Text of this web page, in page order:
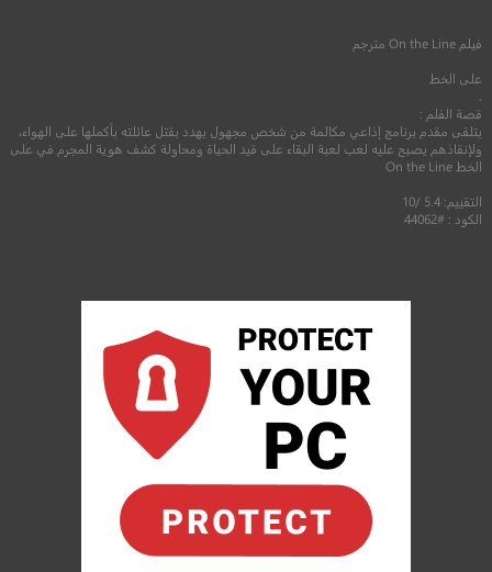
2020 فيلم On the Lineمترجم
على الخط
قصة الفلم :
يتلقى مقدم برنامج إذاعي مكالمة من شخص مجهول يهدد بقتل عائلته بأكملها على الهواء،
ولإنقاذهم يصبح عليه لعب لعبة البقاء على قيد الحياة ومحاولة كشف هوية المجرم في على
الخط On the Line
التقييم: 5.4 /10
الكود : #44062